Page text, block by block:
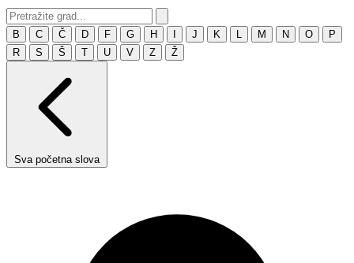
B C Č D F G H J K M N O
P
R
S Š T U V Z Ž
Sva početna slova